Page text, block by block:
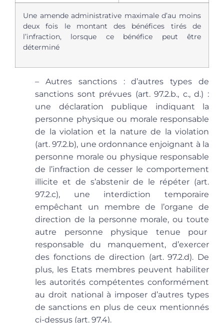
Une amende administrative maximale d’au moins
deux fois le montant des bénéfices tirés de
l’infraction, lorsque ce bénéfice peut être
déterminé
– Autres sanctions: d’autres types de
sanctions sont prévues (art. 97.2.b., c., d.) :
une déclaration publique indiquant la
personne physique ou morale responsable
de la violation et la nature de la violation
(art. 97.2.b), une ordonnance enjoignant à la
personne morale ou physique responsable
de l’infraction de cesser le comportement
illicite et de s’abstenir de le répéter (art.
97.2.c), une interdiction temporaire
empêchant un membre de l’organe de
direction de la personne morale, ou toute
autre personne physique tenue pour
responsable du manquement, d’exercer
des fonctions de direction (art. 97.2.d). De
plus, les Etats membres peuvent habiliter
les autorités compétentes conformément
au droit national à imposer d’autres types
de sanctions en plus de ceux mentionnés
ci-dessus (art. 97.4).